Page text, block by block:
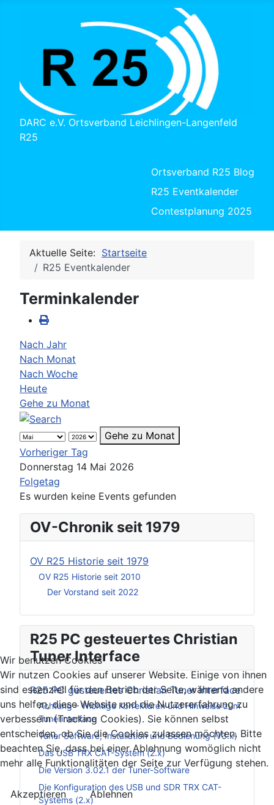
DARC e.V. Ortsverband Leichlingen-Langenfeld
R25
Ortsverband R25 Blog
R25 Eventkalender
Contestplanung 2025
OV-Chronik seit 1979
OV R25 Historie seit 1979
OV R25 Historie seit 2010
Der Vorstand seit 2022
R25 PC gesteuertes Christian
Tuner Interface
R25 PC gesteuertes Christian Tuner Interface
Achtung – Wichtige Korrekturen und Hinweise zum
Tunerinterface
Tuner Software, Installation und Bedienung (V3.x)
Das USB TRX CAT-System (2.x)
Die Version 3.02.1 der Tuner-Software
Die Konfiguration des USB und SDR TRX CAT-
Systems (2.x)
Aktuelle Seite: Startseite
R25 Eventkalender
Terminkalender
Nach Jahr
Nach Monat
Nach Woche
Heute
Gehe zu Monat
Gehe zu Monat
Vorheriger Tag
Donnerstag 14 Mai 2026
Folgetag
Es wurden keine Events gefunden
Wir benutzen Cookies
Wir nutzen Cookies auf unserer Website. Einige von ihnen
sind essenziell für den Betrieb der Seite, während andere
uns helfen, diese Website und die Nutzererfahrung zu
verbessern (Tracking Cookies). Sie können selbst
entscheiden, ob Sie die Cookies zulassen möchten. Bitte
beachten Sie, dass bei einer Ablehnung womöglich nicht
mehr alle Funktionalitäten der Seite zur Verfügung stehen.
Akzeptieren
Ablehnen